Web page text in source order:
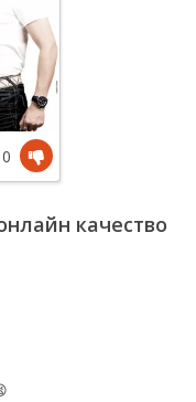
качество
0